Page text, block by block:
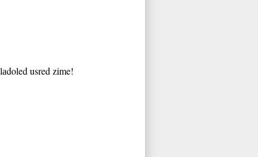
usred zime!